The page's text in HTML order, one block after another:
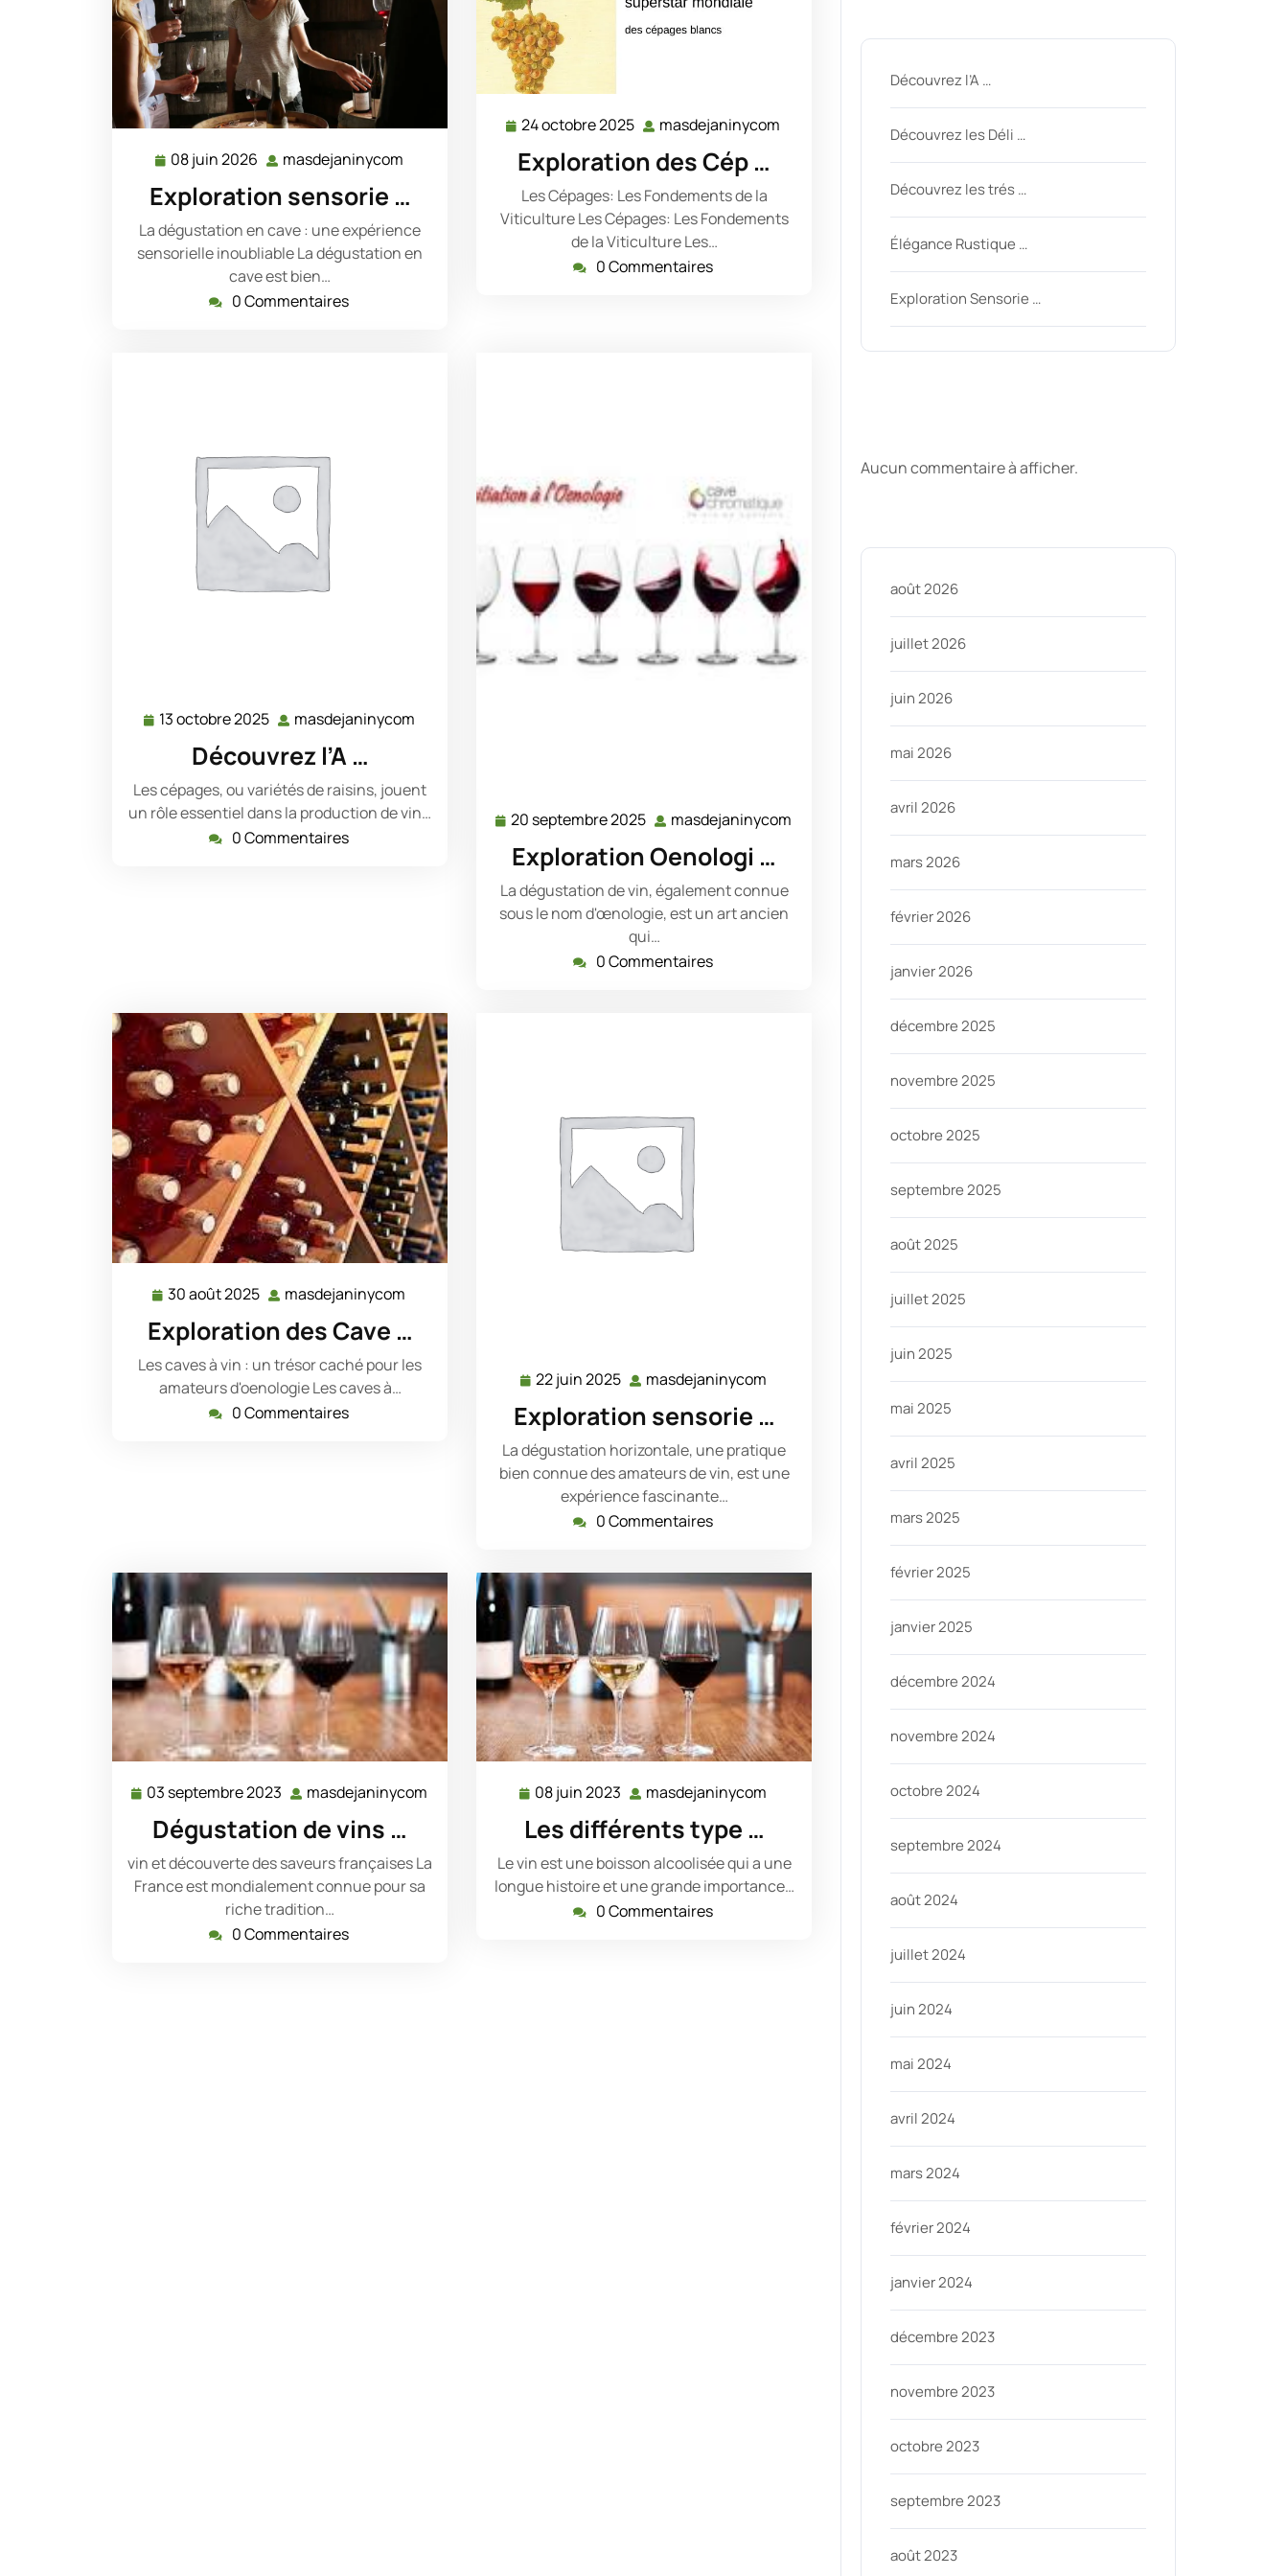
08 juin 2026 08
2026
masdejaninycom masdejaninycom
Exploration sensorie …
La dégustation en cave : une expérience
sensorielle inoubliable La dégustation en
cave est bien…
0 Commentaires
24 octobre 2025 24
octobre
2025
masdejaninycom masdejaninycom
Exploration des Cép …
Les Cépages: Les Fondements de la
Viticulture Les Cépages: Les Fondements
de la Viticulture Les…
0 Commentaires
13 octobre 2025 13
octobre
2025
masdejaninycom
Découvrez l’A …
Les cépages, ou variétés de raisins, jouent
un rôle essentiel dans la production de vin…
0 Commentaires
20 septembre 2025 20
septembre
2025
masdejaninycom masdejaninycom
Exploration Oenologi …
La dégustation de vin, également connue
sous le nom d'œnologie, est un art ancien
qui…
0 Commentaires
30 août 2025 30
2025
masdejaninycom
Exploration des Cave …
Les caves à vin : un trésor caché pour les
amateurs d'oenologie Les caves à…
0 Commentaires
22 juin 2025 22
2025
masdejaninycom
Exploration sensorie …
La dégustation horizontale, une pratique
bien connue des amateurs de vin, est une
expérience fascinante…
0 Commentaires
03 septembre 2023 03
septembre
2023
masdejaninycom masdejaninycom
Dégustation de vins …
vin et découverte des saveurs françaises La
France est mondialement connue pour sa
riche tradition…
0 Commentaires
08 juin 2023 08
2023
masdejaninycom
Les différents type …
Le vin est une boisson alcoolisée qui a une
longue histoire et une grande importance…
0 Commentaires
Découvrez l’A …
Découvrez les Déli …
Découvrez les trés …
Élégance Rustique …
Exploration Sensorie …
Aucun commentaire à afficher.
août 2026
juillet 2026
juin 2026
mai 2026
avril 2026
mars 2026
février 2026
janvier 2026
décembre 2025
novembre 2025
octobre 2025
septembre 2025
août 2025
juillet 2025
juin 2025
mai 2025
avril 2025
mars 2025
février 2025
janvier 2025
décembre 2024
novembre 2024
octobre 2024
septembre 2024
août 2024
juillet 2024
juin 2024
mai 2024
avril 2024
mars 2024
février 2024
janvier 2024
décembre 2023
novembre 2023
octobre 2023
septembre 2023
août 2023